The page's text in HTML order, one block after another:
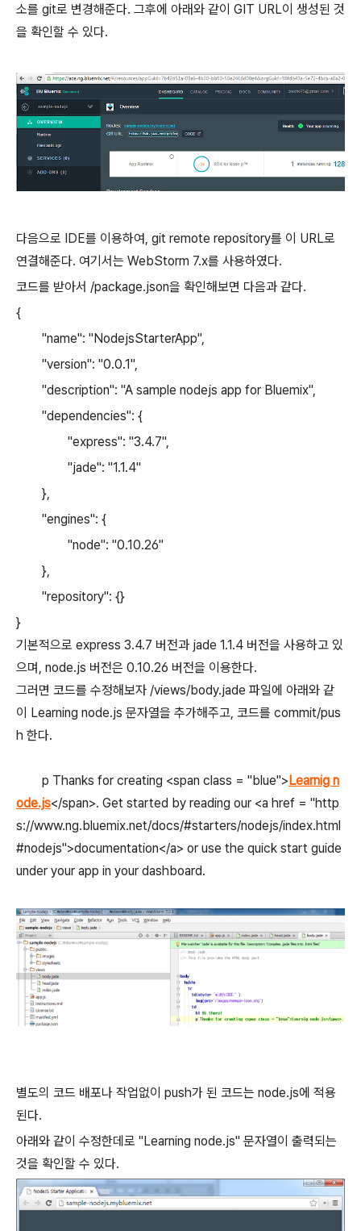
소를 git로 변경해준다. 그후에 아래와 같이 GIT URL이 생성된 것
을 확인할 수 있다.
다음으로 IDE를 이용하여, git remote repository를 이 URL로
연결해준다. 여기서는 WebStorm 7.x를 사용하였다.
코드를 받아서 /package.json을 확인해보면 다음과 같다.
{
"name": "NodejsStarterApp",
"version": "0.0.1",
"description": "A sample nodejs app for Bluemix",
"dependencies": {
"express": "3.4.7",
"jade": "1.1.4"
},
"engines": {
"node": "0.10.26"
},
"repository": {}
}
기본적으로 express 3.4.7 버전과 jade 1.1.4 버전을 사용하고 있
으며, node.js 버전은 0.10.26 버전을 이용한다.
그러면 코드를 수정해보자 /views/body.jade 파일에 아래와 같
이 Learning node.js 문자열을 추가해주고, 코드를 commit/pus
h 한다.
p Thanks for creating <span class = "blue">Learnig n
ode.js</span>. Get started by reading our <a href = "http
s://www.ng.bluemix.net/docs/#starters/nodejs/index.html
#nodejs">documentation</a> or use the quick start guide
under your app in your dashboard.
별도의 코드 배포나 작업없이 push가 된 코드는 node.js에 적용
된다.
아래와 같이 수정한데로 "Learning node.js" 문자열이 출력되는
것을 확인할 수 있다.